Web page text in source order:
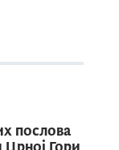
у
часова.
послова